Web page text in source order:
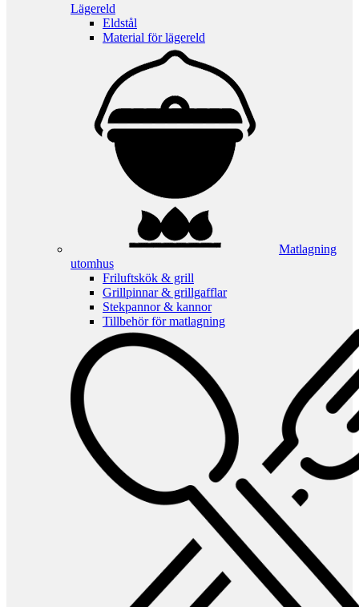
Lägereld
Eldstål
Material för lägereld
Matlagning
utomhus
Friluftskök & grill
Grillpinnar & grillgafflar
Stekpannor & kannor
Tillbehör för matlagning